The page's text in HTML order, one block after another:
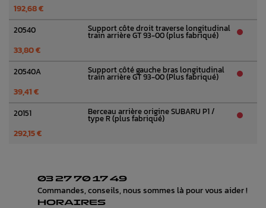
192,68 €
20540 Support côte droit traverse longitudinal
train arrière GT 93-00 (plus fabriqué)
33,80 €
20540A Support côté gauche bras longitudinal
train arrière GT 93-00 (Plus fabriqué)
39,41 €
20151 Berceau arrière origine SUBARU P1 /
type R (plus fabriqué)
292,15 €
03 27 70 17 49
Commandes, conseils, nous sommes là pour vous aider !
HORAIRES